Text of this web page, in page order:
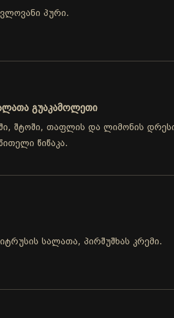
პური.
გუაკამოლეთი
შტოში, თაფლის და ლიმონის
წიწაკა.
სალათა, პირშუშხას კრემი.